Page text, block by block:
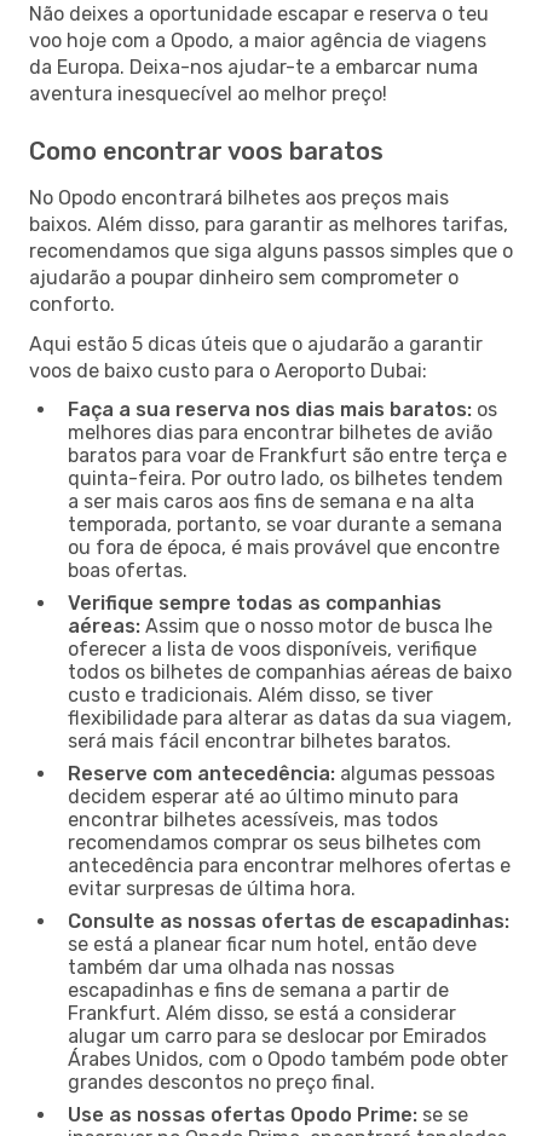
Não deixes a oportunidade escapar e reserva o teu
voo hoje com a Opodo, a maior agência de viagens
da Europa. Deixa-nos ajudar-te a embarcar numa
aventura inesquecível ao melhor preço!
Como encontrar voos baratos
No Opodo encontrará bilhetes aos preços mais
baixos. Além disso, para garantir as melhores tarifas,
recomendamos que siga alguns passos simples que o
ajudarão a poupar dinheiro sem comprometer o
conforto.
Aqui estão 5 dicas úteis que o ajudarão a garantir
voos de baixo custo para o Aeroporto Dubai:
Faça a sua reserva nos dias mais baratos: os
melhores dias para encontrar bilhetes de avião
baratos para voar de Frankfurt são entre terça e
quinta-feira. Por outro lado, os bilhetes tendem
a ser mais caros aos fins de semana e na alta
temporada, portanto, se voar durante a semana
ou fora de época, é mais provável que encontre
boas ofertas.
Verifique sempre todas as companhias
aéreas: Assim que o nosso motor de busca lhe
oferecer a lista de voos disponíveis, verifique
todos os bilhetes de companhias aéreas de baixo
custo e tradicionais. Além disso, se tiver
flexibilidade para alterar as datas da sua viagem,
será mais fácil encontrar bilhetes baratos.
Reserve com antecedência: algumas pessoas
decidem esperar até ao último minuto para
encontrar bilhetes acessíveis, mas todos
recomendamos comprar os seus bilhetes com
antecedência para encontrar melhores ofertas e
evitar surpresas de última hora.
Consulte as nossas ofertas de escapadinhas:
se está a planear ficar num hotel, então deve
também dar uma olhada nas nossas
escapadinhas e fins de semana a partir de
Frankfurt. Além disso, se está a considerar
alugar um carro para se deslocar por Emirados
Árabes Unidos, com o Opodo também pode obter
grandes descontos no preço final.
Use as nossas ofertas Opodo Prime: se se